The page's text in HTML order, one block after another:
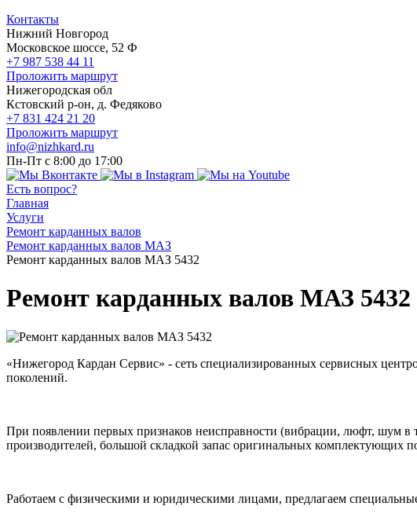
Контакты
Нижний Новгород
Московское шоссе, 52 Ф
+7 987 538 44 11
Проложить маршрут
Нижегородская обл
Кстовский р-он, д. Федяково
+7 831 424 21 20
Проложить маршрут
info@nizhkard.ru
Пн-Пт с 8:00 до 17:00
Есть вопрос?
Главная
Услуги
Ремонт карданных валов
Ремонт карданных валов МАЗ
Ремонт карданных валов МАЗ 5432
Ремонт карданных валов МАЗ 5432
«Нижегород Кардан Сервис» - сеть специализированных сервисных
поколений.
При появлении первых признаков неисправности (вибрации, люфт, шум в
производителей, большой складкой запас оригинальных комплектующих
Работаем с физическими и юридическими лицами, предлагаем